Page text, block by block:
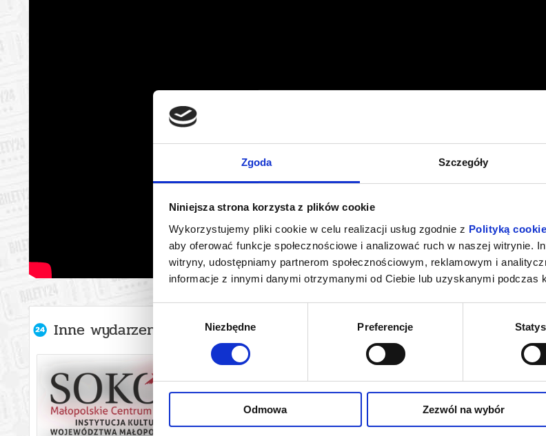
Zgoda Szczegóły
Niniejsza strona korzysta z plików cookie
Wykorzystujemy pliki cookie w celu realizacji usług zgodnie z Polityką
aby oferować funkcje społecznościowe i analizować ruch w naszej witrynie.
witryny, udostępniamy partnerom społecznościowym, reklamowym i
informacje z innymi danymi otrzymanymi od Ciebie lub uzyskanymi podczas
Wybór
zgody
Niezbędne Preferencje
Odmowa Zezwól na wybór
Inne wydarzenia organizatora